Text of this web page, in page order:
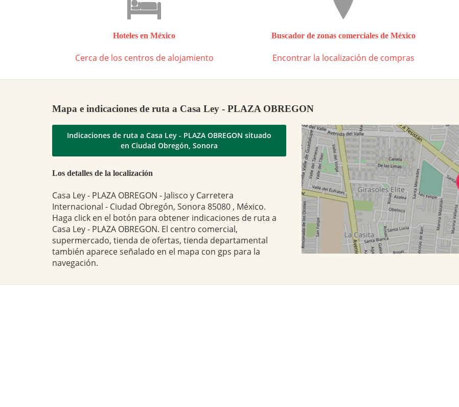
Hoteles en México
Cerca de los centros de alojamiento
Buscador de zonas comerciales de México
Encontrar la localización de compras
Mapa e indicaciones de ruta a Casa Ley - PLAZA OBREGON
Indicaciones de ruta a Casa Ley - PLAZA OBREGON situado
en Ciudad Obregón, Sonora
Los detalles de la localización
Casa Ley - PLAZA OBREGON - Jalisco y Carretera
Internacional - Ciudad Obregón, Sonora 85080 , México.
Haga click en el botón para obtener indicaciones de ruta a
Casa Ley - PLAZA OBREGON. El centro comercial,
supermercado, tienda de ofertas, tienda departamental
también aparece señalado en el mapa con gps para la
navegación.